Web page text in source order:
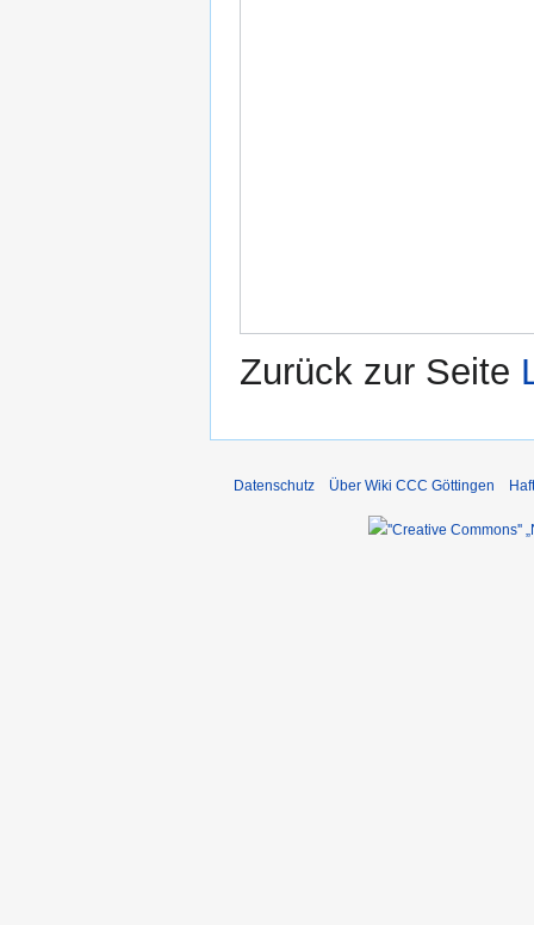
Zurück zur Seite
Datenschutz Über Wiki CCC Göttingen